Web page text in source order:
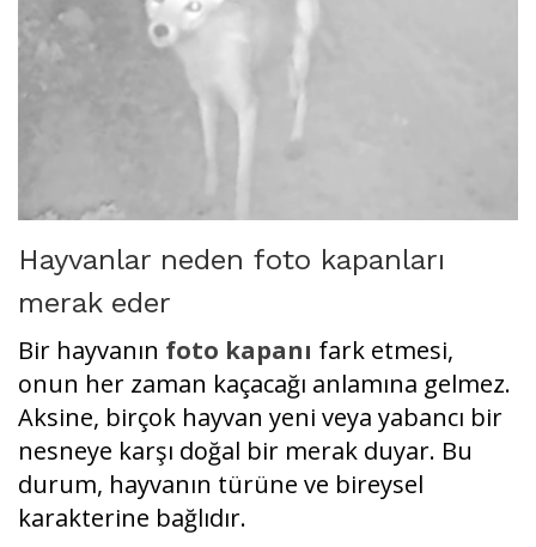
Hayvanlar neden foto kapanları
merak eder
Bir hayvanın foto kapanı fark etmesi,
onun her zaman kaçacağı anlamına gelmez.
Aksine, birçok hayvan yeni veya yabancı bir
nesneye karşı doğal bir merak duyar. Bu
durum, hayvanın türüne ve bireysel
karakterine bağlıdır.